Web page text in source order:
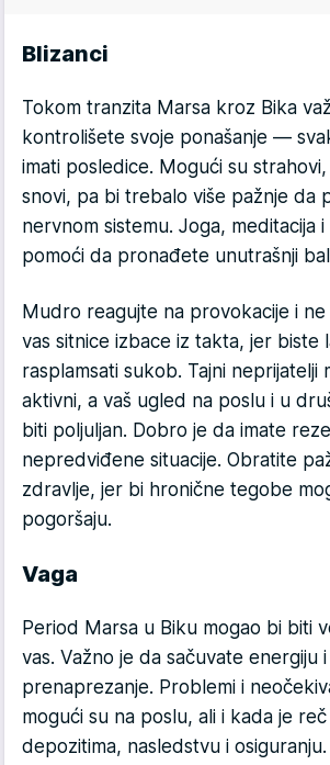
Blizanci
Tokom tranzita Marsa kroz Bika
kontrolišete svoje ponašanje —
imati posledice. Mogući su
snovi, pa bi trebalo više pažnje da
nervnom sistemu. Joga, meditacija
pomoći da pronađete unutrašnji
Mudro reagujte na provokacije i
vas sitnice izbace iz takta, jer biste
rasplamsati sukob. Tajni neprijatelji
aktivni, a vaš ugled na poslu i u
biti poljuljan. Dobro je da imate
nepredviđene situacije. Obratite
zdravlje, jer bi hronične tegobe
pogoršaju.
Vaga
Period Marsa u Biku mogao bi biti
vas. Važno je da sačuvate energiju
prenaprezanje. Problemi i
mogući su na poslu, ali i kada je
depozitima, nasledstvu i